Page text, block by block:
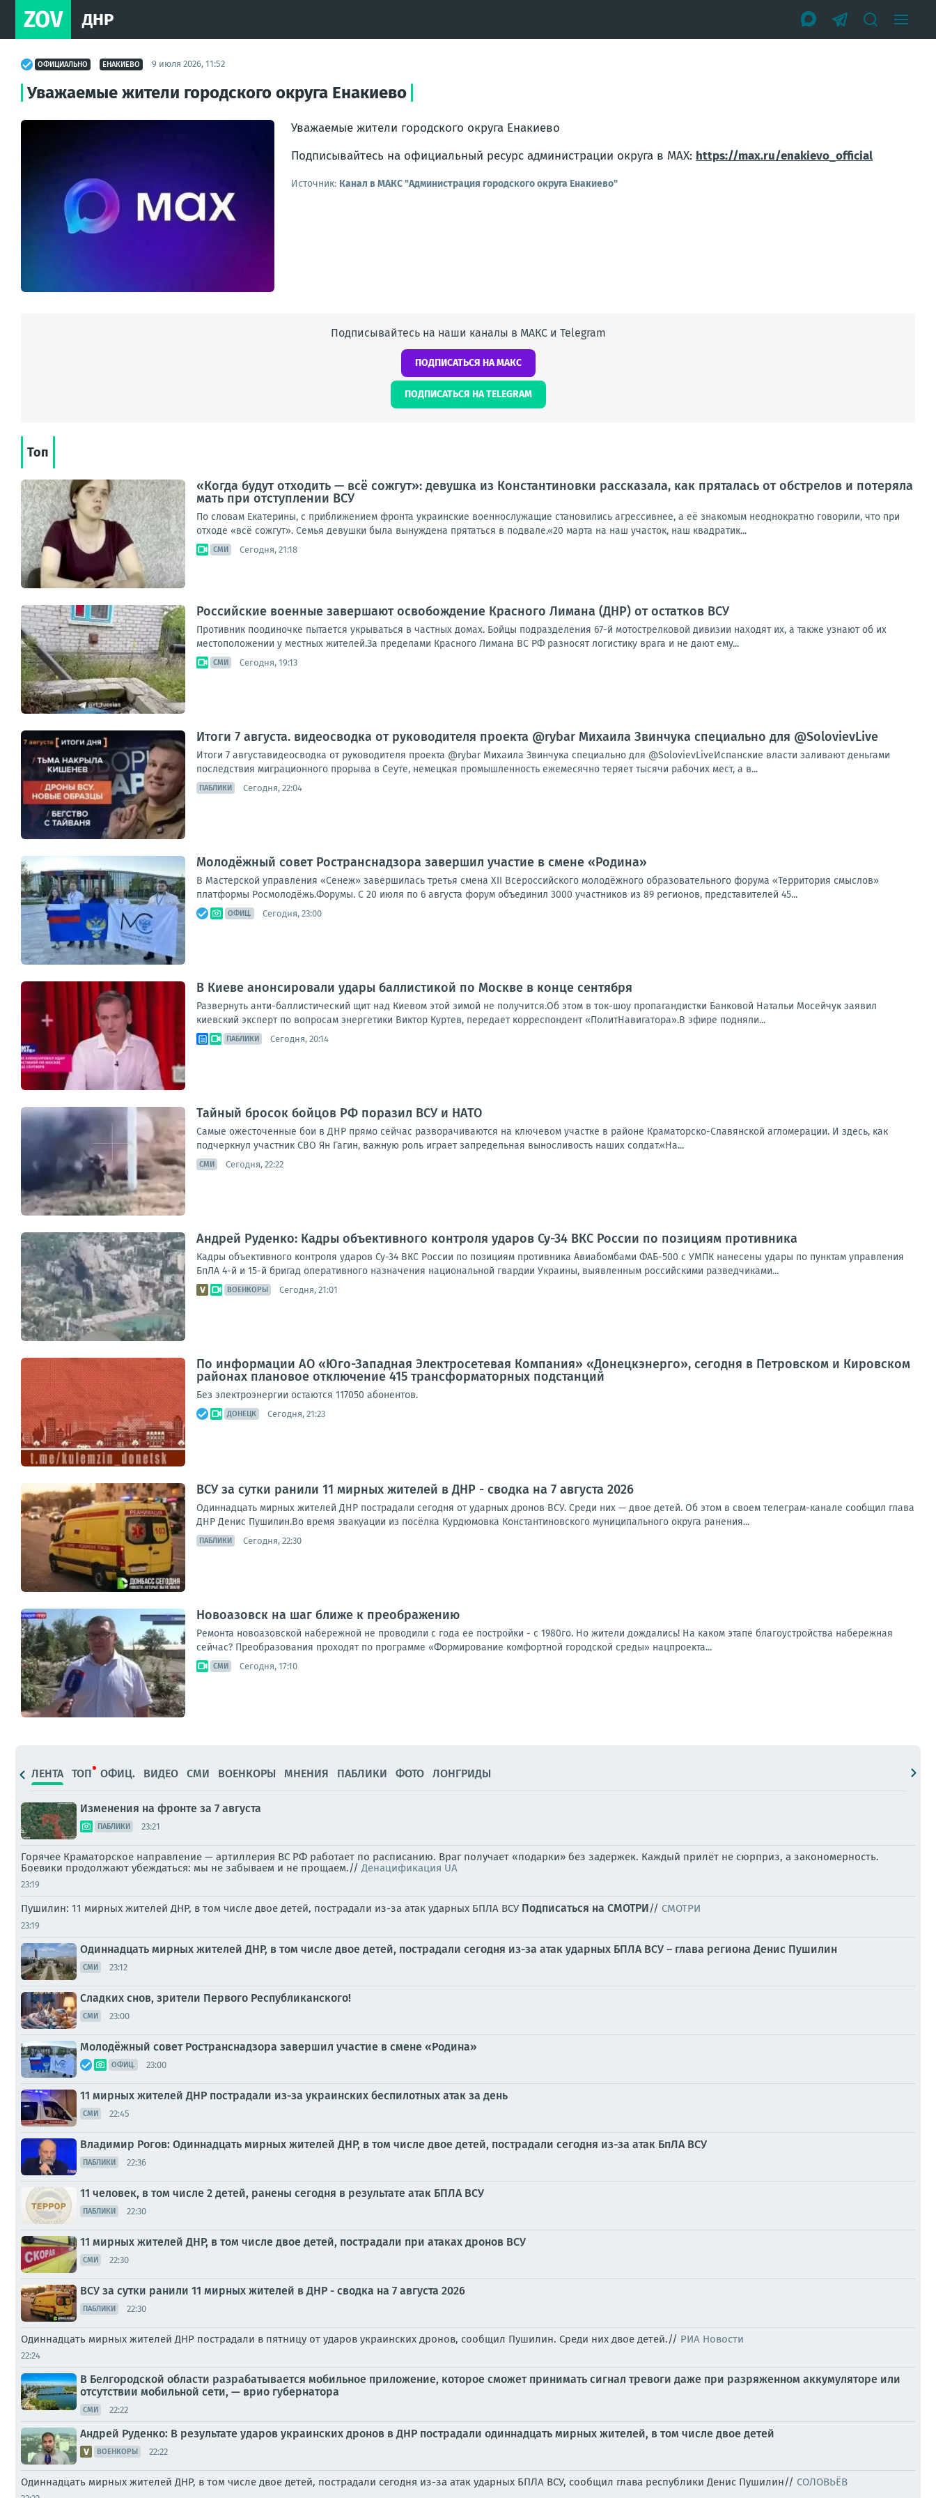
ZOV ДНР
ОФИЦИАЛЬНО ЕНАКИЕВО 9 июля 2026, 11:52
Уважаемые жители городского округа Енакиево
Уважаемые жители городского округа Енакиево
Подписывайтесь на официальный ресурс администрации округа в MAX: https://max.ru/enakievo_official
Источник: Канал в МАКС "Администрация городского округа Енакиево"
Подписывайтесь на наши каналы в МАКС и Telegram
ПОДПИСАТЬСЯ НА МАКС
ПОДПИСАТЬСЯ НА TELEGRAM
Топ
«Когда будут отходить — всё сожгут»: девушка из Константиновки рассказала, как пряталась от обстрелов и потеряла
мать при отступлении ВСУ
По словам Екатерины, с приближением фронта украинские военнослужащие становились агрессивнее, а её знакомым неоднократно говорили, что при
отходе «всё сожгут». Семья девушки была вынуждена прятаться в подвале.«20 марта на наш участок, наш квадратик...
СМИ Сегодня, 21:18
Российские военные завершают освобождение Красного Лимана (ДНР) от остатков ВСУ
Противник поодиночке пытается укрываться в частных домах. Бойцы подразделения 67-й мотострелковой дивизии находят их, а также узнают об их
местоположении у местных жителей.За пределами Красного Лимана ВС РФ разносят логистику врага и не дают ему...
СМИ Сегодня, 19:13
Итоги 7 августа. видеосводка от руководителя проекта @rybar Михаила Звинчука специально для @SolovievLive
Итоги 7 августавидеосводка от руководителя проекта @rybar Михаила Звинчука специально для @SolovievLiveИспанские власти заливают деньгами
последствия миграционного прорыва в Сеуте, немецкая промышленность ежемесячно теряет тысячи рабочих мест, а в...
ПАБЛИКИ Сегодня, 22:04
Молодёжный совет Ространснадзора завершил участие в смене «Родина»
В Мастерской управления «Сенеж» завершилась третья смена XII Всероссийского молодёжного образовательного форума «Территория смыслов»
платформы Росмолодёжь.Форумы. С 20 июля по 6 августа форум объединил 3000 участников из 89 регионов, представителей 45...
ОФИЦ. Сегодня, 23:00
В Киеве анонсировали удары баллистикой по Москве в конце сентября
Развернуть анти-баллистический щит над Киевом этой зимой не получится.Об этом в ток-шоу пропагандистки Банковой Натальи Мосейчук заявил
киевский эксперт по вопросам энергетики Виктор Куртев, передает корреспондент «ПолитНавигатора».В эфире подняли...
ПАБЛИКИ Сегодня, 20:14
Тайный бросок бойцов РФ поразил ВСУ и НАТО
Самые ожесточенные бои в ДНР прямо сейчас разворачиваются на ключевом участке в районе Краматорско-Славянской агломерации. И здесь, как
подчеркнул участник СВО Ян Гагин, важную роль играет запредельная выносливость наших солдат.«На...
СМИ Сегодня, 22:22
Андрей Руденко: Кадры объективного контроля ударов Су-34 ВКС России по позициям противника
Кадры объективного контроля ударов Су-34 ВКС России по позициям противника Авиабомбами ФАБ-500 с УМПК нанесены удары по пунктам управления
БпЛА 4-й и 15-й бригад оперативного назначения национальной гвардии Украины, выявленным российскими разведчиками...
ВОЕНКОРЫ Сегодня, 21:01
По информации АО «Юго-Западная Электросетевая Компания» «Донецкэнерго», сегодня в Петровском и Кировском
районах плановое отключение 415 трансформаторных подстанций
Без электроэнергии остаются 117050 абонентов.
ДОНЕЦК Сегодня, 21:23
ВСУ за сутки ранили 11 мирных жителей в ДНР - сводка на 7 августа 2026
Одиннадцать мирных жителей ДНР пострадали сегодня от ударных дронов ВСУ. Среди них — двое детей. Об этом в своем телеграм-канале сообщил глава
ДНР Денис Пушилин.Во время эвакуации из посёлка Курдюмовка Константиновского муниципального округа ранения...
ПАБЛИКИ Сегодня, 22:30
Новоазовск на шаг ближе к преображению
Ремонта новоазовской набережной не проводили с года ее постройки - с 1980го. Но жители дождались! На каком этапе благоустройства набережная
сейчас? Преобразования проходят по программе «Формирование комфортной городской среды» нацпроекта...
СМИ Сегодня, 17:10
ЛЕНТА ТОП ОФИЦ. ВИДЕО СМИ ВОЕНКОРЫ МНЕНИЯ ПАБЛИКИ ФОТО ЛОНГРИДЫ
Изменения на фронте за 7 августа
ПАБЛИКИ 23:21
Горячее Краматорское направление — артиллерия ВС РФ работает по расписанию. Враг получает «подарки» без задержек. Каждый прилёт не сюрприз, а закономерность.
Боевики продолжают убеждаться: мы не забываем и не прощаем.// Денацификация UA
23:19
Пушилин: 11 мирных жителей ДНР, в том числе двое детей, пострадали из-за атак ударных БПЛА ВСУ Подписаться на СМОТРИ// СМОТРИ
23:19
Одиннадцать мирных жителей ДНР, в том числе двое детей, пострадали сегодня из-за атак ударных БПЛА ВСУ – глава региона Денис Пушилин
СМИ 23:12
Сладких снов, зрители Первого Республиканского!
СМИ 23:00
Молодёжный совет Ространснадзора завершил участие в смене «Родина»
ОФИЦ. 23:00
11 мирных жителей ДНР пострадали из-за украинских беспилотных атак за день
СМИ 22:45
Владимир Рогов: Одиннадцать мирных жителей ДНР, в том числе двое детей, пострадали сегодня из-за атак БпЛА ВСУ
ПАБЛИКИ 22:36
11 человек, в том числе 2 детей, ранены сегодня в результате атак БПЛА ВСУ
ПАБЛИКИ 22:30
11 мирных жителей ДНР, в том числе двое детей, пострадали при атаках дронов ВСУ
СМИ 22:30
ВСУ за сутки ранили 11 мирных жителей в ДНР - сводка на 7 августа 2026
ПАБЛИКИ 22:30
Одиннадцать мирных жителей ДНР пострадали в пятницу от ударов украинских дронов, сообщил Пушилин. Среди них двое детей.// РИА Новости
22:24
В Белгородской области разрабатывается мобильное приложение, которое сможет принимать сигнал тревоги даже при разряженном аккумуляторе или
отсутствии мобильной сети, — врио губернатора
СМИ 22:22
Андрей Руденко: В результате ударов украинских дронов в ДНР пострадали одиннадцать мирных жителей, в том числе двое детей
ВОЕНКОРЫ 22:22
Одиннадцать мирных жителей ДНР, в том числе двое детей, пострадали сегодня из-за атак ударных БПЛА ВСУ, сообщил глава республики Денис Пушилин// СОЛОВЬЁВ